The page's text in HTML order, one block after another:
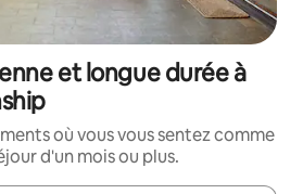
et longue durée à
où vous vous sentez comme
d'un mois ou plus.